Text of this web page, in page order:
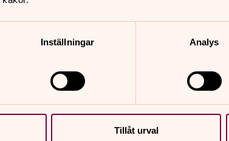
Inställningar Analys
Tillåt urvalHitta snabbt